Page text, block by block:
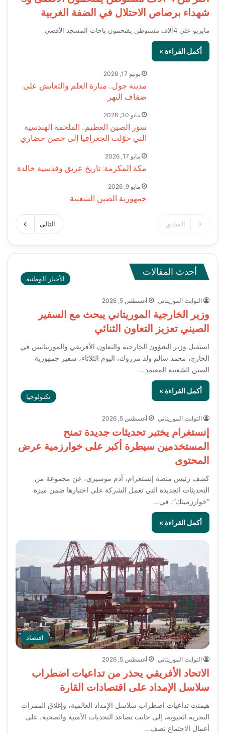
شهداء برصاص الاحتلال في الضفة الغربية
مايربو على 4آلاف مستوطن يقتحمون باحات المسجد الأقصى
أكمل القراءة »
يونيو 17, 2026
مدينة جول.. منارة العلم والتعايش على
ضفاف النهر
مايو 30, 2026
سور الصين العظيم.. الملحمة الهندسية
التي حوّلت الجغرافيا إلى حصن حضاري
مايو 17, 2026
مكة المكرمة: تاريخ عريق وقدسية خالدة
مايو 9, 2026
جمهورية الصين الشعبية
السابق التالى
أحدث المقالات
الأخبار الوطنية
الثوابت الموريتاني أغسطس 5, 2026
وزير الخارجية الموريتاني يبحث مع السفير
الصيني تعزيز التعاون الثنائي
استقبل وزير الشؤون الخارجية والتعاون الأفريقي والموريتانيين في
الخارج، محمد سالم ولد مرزوك، اليوم الثلاثاء، سفير جمهورية
الصين الشعبية المعتمد…
أكمل القراءة »
تكنولوجيا
الثوابت الموريتاني أغسطس 5, 2026
إنستغرام يختبر تحديثات جديدة تمنح
المستخدمين سيطرة أكبر على خوارزمية عرض
المحتوى
كشف رئيس منصة إنستغرام، آدم موسيري، عن مجموعة من
التحديثات الجديدة التي تعمل الشركة على اختبارها ضمن ميزة
“خوارزميتك”، في…
أكمل القراءة »
اقتصاد
الثوابت الموريتاني أغسطس 5, 2026
الاتحاد الأفريقي يحذر من تداعيات اضطراب
سلاسل الإمداد على اقتصادات القارة
هيمنت تداعيات اضطراب سلاسل الإمداد العالمية، وإغلاق الممرات
البحرية الحيوية، إلى جانب تصاعد التحديات الأمنية والصحية، على
أعمال الاجتماع نصف…